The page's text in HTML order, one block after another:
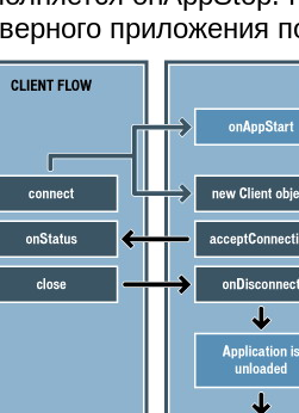
приложения